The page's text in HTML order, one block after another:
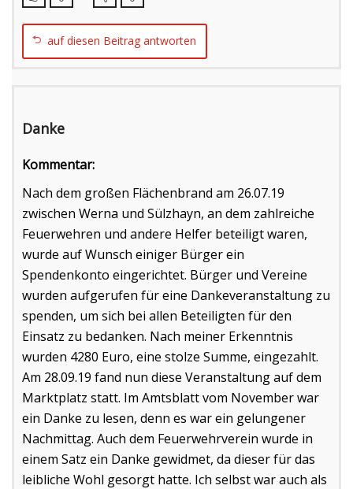
auf diesen Beitrag antworten
Danke
Kommentar:
Nach dem großen Flächenbrand am 26.07.19
zwischen Werna und Sülzhayn, an dem zahlreiche
Feuerwehren und andere Helfer beteiligt waren,
wurde auf Wunsch einiger Bürger ein
Spendenkonto eingerichtet. Bürger und Vereine
wurden aufgerufen für eine Dankeveranstaltung zu
spenden, um sich bei allen Beteiligten für den
Einsatz zu bedanken. Nach meiner Erkenntnis
wurden 4280 Euro, eine stolze Summe, eingezahlt.
Am 28.09.19 fand nun diese Veranstaltung auf dem
Marktplatz statt. Im Amtsblatt vom November war
ein Danke zu lesen, denn es war ein gelungener
Nachmittag. Auch dem Feuerwehrverein wurde in
einem Satz ein Danke gewidmet, da dieser für das
leibliche Wohl gesorgt hatte. Ich selbst war auch als